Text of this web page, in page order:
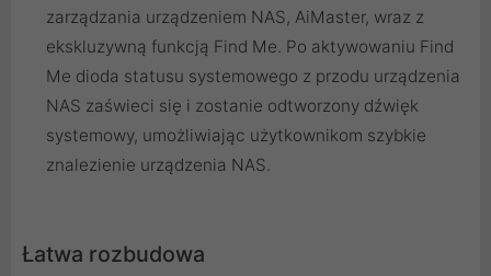
zarządzania urządzeniem NAS, AiMaster, wraz z
ekskluzywną funkcją Find Me. Po aktywowaniu Find
Me dioda statusu systemowego z przodu urządzenia
NAS zaświeci się i zostanie odtworzony dźwięk
systemowy, umożliwiając użytkownikom szybkie
znalezienie urządzenia NAS.
Łatwa rozbudowa